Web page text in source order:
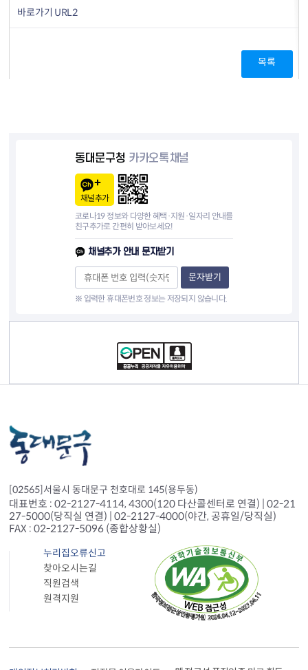
바로가기 URL2
목록
동대문구청 카카오톡채널
채널추가
코로나19 정보와 다양한 혜택·지원·일자리 안내를
친구추가로 간편히 받아보세요!
채널추가 안내 문자받기
문자받기
※ 입력한 휴대폰번호 정보는 저장되지 않습니다.
[02565]서울시 동대문구 천호대로 145(용두동)
대표번호 : 02-2127-4114, 4300(120 다산콜센터로 연결) | 02-21
27-5000(당직실 연결) | 02-2127-4000(야간, 공휴일/당직실)
FAX : 02-2127-5096 (종합상황실)
누리집오류신고
찾아오시는길
직원검색
원격지원